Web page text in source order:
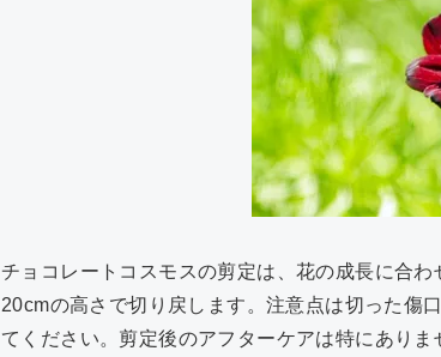
チョコレートコスモスの剪定は、花の成長に合
20cmの高さで切り戻します。注意点は切った傷
てください。剪定後のアフターケアは特にあり